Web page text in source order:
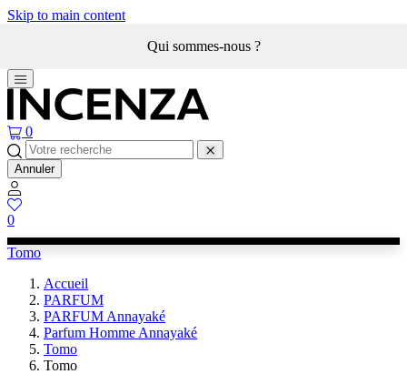
Skip to main content
Qui sommes-nous ?
0
Annuler
0
Tomo
Accueil
PARFUM
PARFUM Annayaké
Parfum Homme Annayaké
Tomo
Tomo